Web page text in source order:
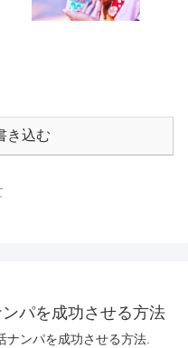
き込む
パを成功させる方法
ンパを成功させる方法.